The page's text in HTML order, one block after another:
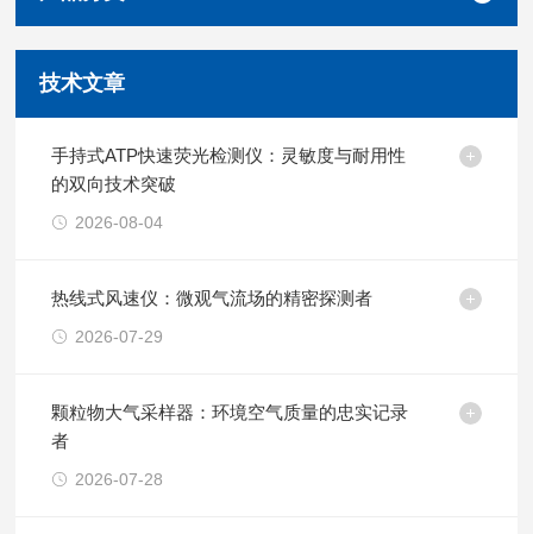
技术文章
手持式ATP快速荧光检测仪：灵敏度与耐用性
的双向技术突破
2026-08-04
热线式风速仪：微观气流场的精密探测者
2026-07-29
颗粒物大气采样器：环境空气质量的忠实记录
者
2026-07-28